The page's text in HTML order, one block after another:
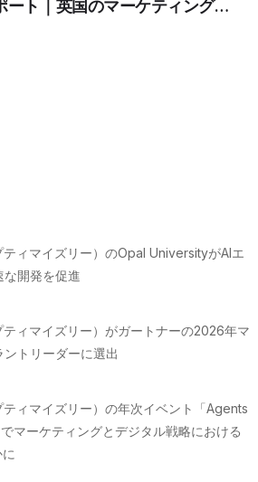
ート｜英国のマーケティング担
ィマイズリー）のOpal UniversityがAIエ
な開発を促進
ィマイズリー）がガートナーの2026年マ
トリーダーに選出
ィマイズリー）の年次イベント「Agents
マーケティングとデジタル戦略における